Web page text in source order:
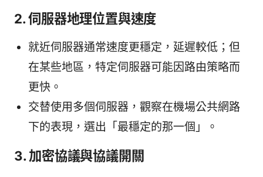
2. 伺服器地理位置與速度
就近伺服器通常速度更穩定，延遲較低；但
在某些地區，特定伺服器可能因路由策略而
更快。
交替使用多個伺服器，觀察在機場公共網路
下的表現，選出「最穩定的那一個」。
3. 加密協議與協議開關